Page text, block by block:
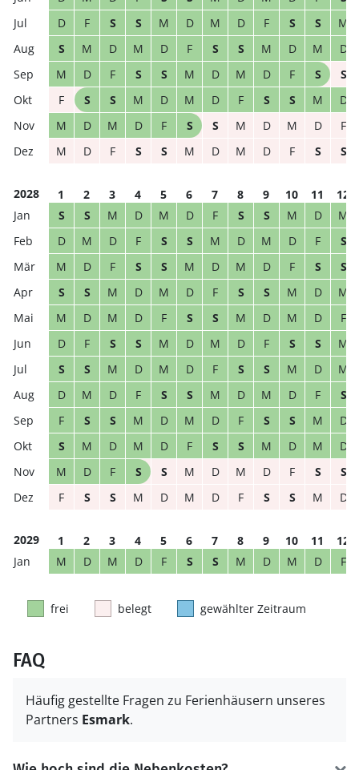
D
F S S M D M D F S S
M
S
M D M D F S S M D M
D
M
D F S S M D M D F S
S
F
S S M D M D F S S M
D
M
D M D F S S M D M D
F
M
D F S S M D M D F S S
2028 1 2 3 4 5 6 7 8 9 10 11
12
S
S M D M D F S S M D
M
D
M D F S S M D M D F
S
M
D F S S M D M D F S
S
S
S M D M D F S S M D
M
M
D M D F S S M D M D
F
D
F S S M D M D F S S
M
S
S M D M D F S S M D
M
D
M D F S S M D M D F
S
F
S S M D M D F S S M
D
S
M D M D F S S M D M
D
M
D F S S M D M D F S
S
F
S S M D M D F S S M D
2029 1 2 3 4 5 6 7 8 9 10 11
12
M
D M D F S S M D M D F
frei belegt gewählter Zeitraum
FAQ
Häufig gestellte Fragen zu Ferienhäusern unseres
Partners Esmark.